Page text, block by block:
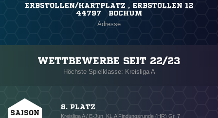
ERBSTOLLEN/HARTPLATZ , ERBSTOLLEN 12
44797 BOCHUM
Adresse
WETTBEWERBE SEIT 22/23
Höchste Spielklasse: Kreisliga A
SAISON
8. PLATZ
Kreisliga A / E-Jun. KL.A Findungsrunde (HR) Gr. 7